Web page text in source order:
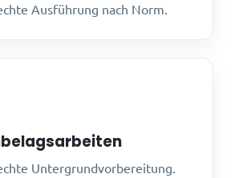
Ausführung nach Norm.
Untergrundvorbereitung.